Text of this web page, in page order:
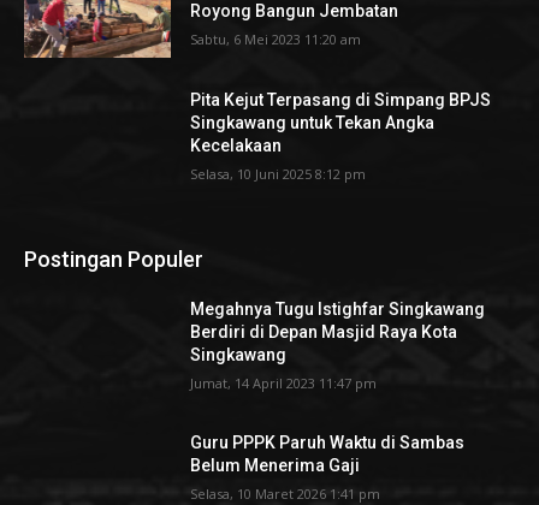
Royong Bangun Jembatan
Sabtu, 6 Mei 2023 11:20 am
Pita Kejut Terpasang di Simpang BPJS
Singkawang untuk Tekan Angka
Kecelakaan
Selasa, 10 Juni 2025 8:12 pm
Postingan Populer
Megahnya Tugu Istighfar Singkawang
Berdiri di Depan Masjid Raya Kota
Singkawang
Jumat, 14 April 2023 11:47 pm
Guru PPPK Paruh Waktu di Sambas
Belum Menerima Gaji
Selasa, 10 Maret 2026 1:41 pm